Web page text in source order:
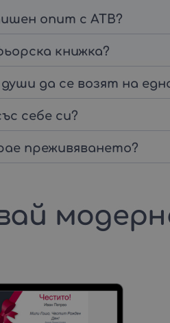
опит с АТВ?
книжка?
да се возят на
себе си?
преживяването?